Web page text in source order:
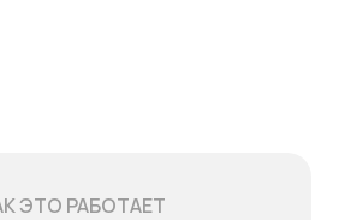
ЭТО РАБОТАЕТ